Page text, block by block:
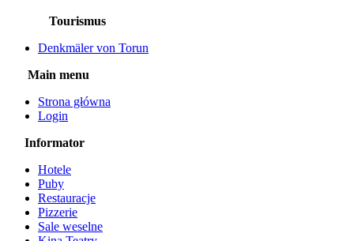
Tourismus
Denkmäler von Torun
Main menu
Strona główna
Login
Informator
Hotele
Puby
Restauracje
Pizzerie
Sale weselne